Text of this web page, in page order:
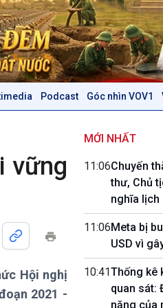
Podcast Góc nhìn VOV1
Trước giờ mở cửa
Dòng chảy Kinh tế
Tuyên chiến với gian lận
thương mại
Podcast
vững
Hội nghị
2021 -
MỚI NHẤT
11:06Chuyến
thư, Chủ
nghĩa lịch
11:06Meta bị
USD vì
10:41Thống kê
quan sát:
năng của